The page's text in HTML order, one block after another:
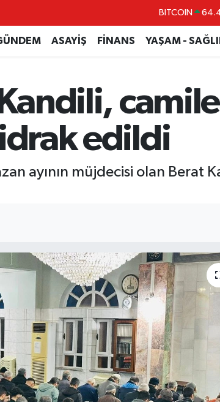
DOLAR
EURO
BITCOIN
ASAYİŞ FİNANS YAŞAM -
edildi
ayının müjdecisi olan Berat